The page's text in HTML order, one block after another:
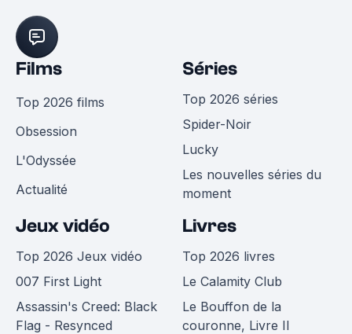
Films
Top 2026 films
Obsession
L'Odyssée
Actualité
Séries
Top 2026 séries
Spider-Noir
Lucky
Les nouvelles séries du
moment
Jeux vidéo
Top 2026 Jeux vidéo
007 First Light
Assassin's Creed: Black
Flag - Resynced
Livres
Top 2026 livres
Le Calamity Club
Le Bouffon de la
couronne, Livre II